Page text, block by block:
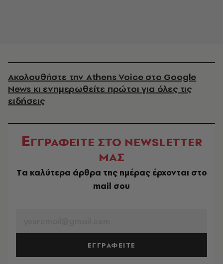
Ακολουθήστε την Athens Voice στο Google
News κι ενημερωθείτε πρώτοι για όλες τις
ειδήσεις
ΕΓΓΡΑΦΕΙΤΕ ΣΤΟ NEWSLETTER
ΜΑΣ
Tα καλύτερα άρθρα της ημέρας έρχονται στο
mail σου
ΕΓΓΡΑΦΕΙΤΕ